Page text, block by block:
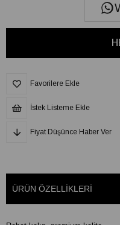
Favorilere Ekle
İstek Listeme Ekle
Fiyat Düşünce Haber Ver
ÜRÜN ÖZELLIKLERI